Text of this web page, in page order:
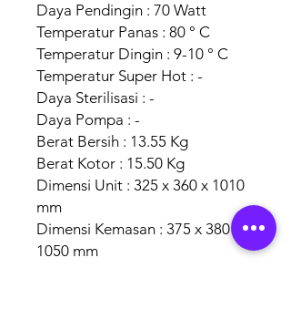
Daya Pendingin : 70 Watt
Temperatur Panas : 80 ° C
Temperatur Dingin : 9-10 ° C
Temperatur Super Hot : -
Daya Sterilisasi : -
Daya Pompa : -
Berat Bersih : 13.55 Kg
Berat Kotor : 15.50 Kg
Dimensi Unit : 325 x 360 x 1010
mm
Dimensi Kemasan : 375 x 380 x
1050 mm